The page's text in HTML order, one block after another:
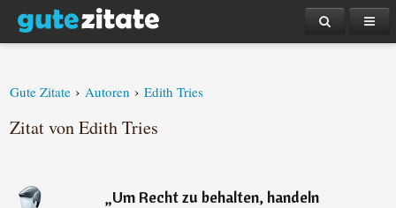
Gute Zitate › Autoren › Edith Tries
Zitat von Edith Tries
„Um Recht zu behalten, handeln